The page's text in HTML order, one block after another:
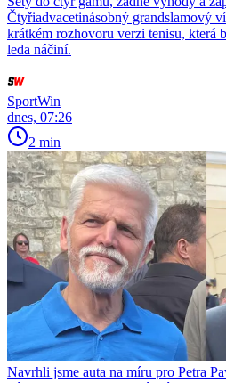
Čtyřiadvacetinásobný grandslamový
krátkém rozhovoru verzi tenisu, která
leda náčiní.
SportWin
dnes, 07:26
2 min
Navrhli jsme auta na míru pro Petra